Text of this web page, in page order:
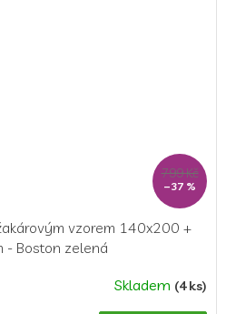
799 Kč
–37 %
vzorem 140x200 +
- Boston zelená
Skladem (4 ks)